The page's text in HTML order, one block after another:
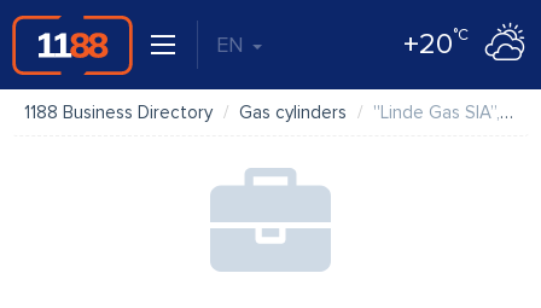
EN +20°C
1188 Business Directory Gas cylinders ''Linde Gas SIA”, Gāzu centrs